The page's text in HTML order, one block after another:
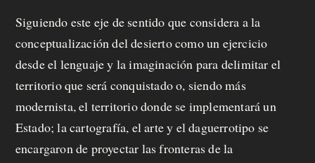
M
a
n
d
á
Siguiendo este eje de sentido que considera a la
conceptualización deldesiertocomo un ejercicio
desde el lenguaje y la imaginación para delimitar el
territorio que será conquistado o, siendo más
modernista, el territorio donde se implementará un
Estado; la cartografía, el arte y el daguerrotipo se
encargaron de proyectar las fronteras de la